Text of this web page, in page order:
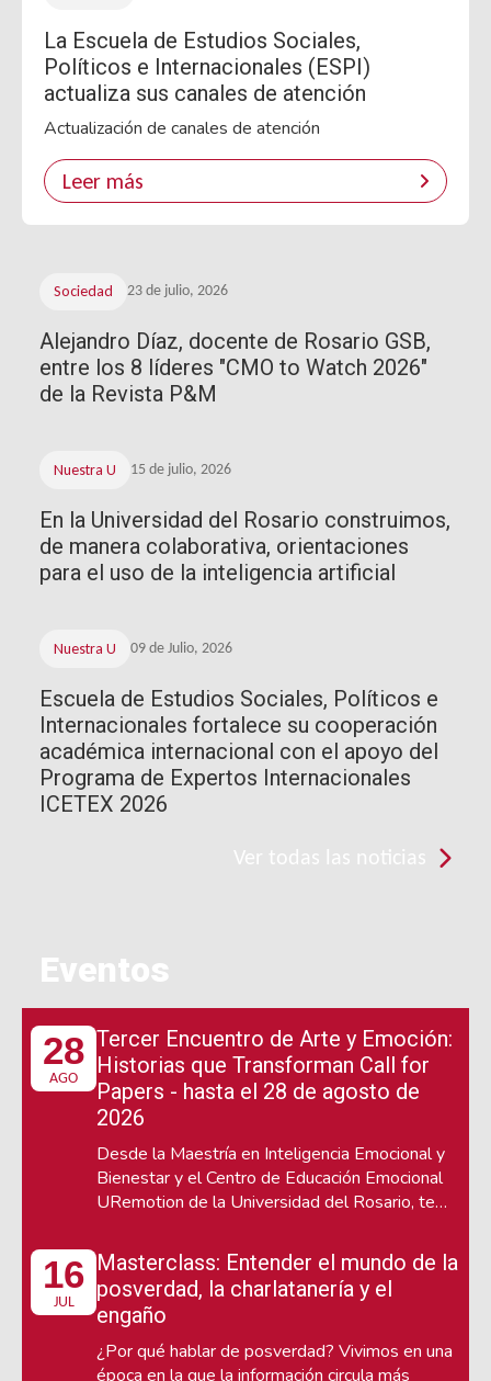
La Escuela de Estudios Sociales,
Políticos e Internacionales (ESPI)
actualiza sus canales de atención
Actualización de canales de atención
Leer más
Sociedad 23 de julio, 2026
Alejandro Díaz, docente de Rosario GSB,
entre los 8 líderes "CMO to Watch 2026"
de la Revista P&M
Nuestra U 15 de julio, 2026
En la Universidad del Rosario construimos,
de manera colaborativa, orientaciones
para el uso de la inteligencia artificial
Nuestra U 09 de Julio, 2026
Escuela de Estudios Sociales, Políticos e
Internacionales fortalece su cooperación
académica internacional con el apoyo del
Programa de Expertos Internacionales
ICETEX 2026
Ver todas las noticias
Eventos
28
AGO
Tercer Encuentro de Arte y Emoción:
Historias que Transforman Call for
Papers - hasta el 28 de agosto de
2026
Desde la Maestría en Inteligencia Emocional y
Bienestar y el Centro de Educación Emocional
URemotion de la Universidad del Rosario, te
Arte y Emoción, que se llevará a cabo los días
22 y 23 de octubre, un espacio interdisciplinario
de reflexión y diálogo sobre el poder de las
narrativas para conectar con las emociones.
16
JUL
Masterclass: Entender el mundo de la
posverdad, la charlatanería y el
engaño
¿Por qué hablar de posverdad? Vivimos en una
época en la que la información circula más